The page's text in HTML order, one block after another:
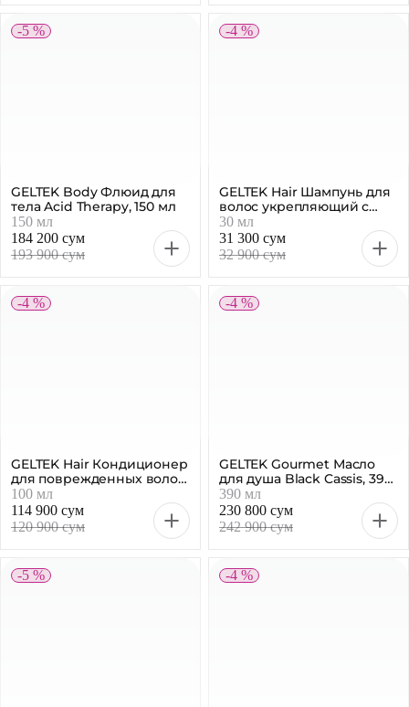
-5 %
GELTEK Body Флюид для
тела Acid Therapy, 150 мл
150 мл
184 200 сум
193 900 сум
-4 %
GELTEK Hair Шампунь для
волос укрепляющий с
постбиотиками, 30 мл
30 мл
31 300 сум
32 900 сум
-4 %
GELTEK Hair Кондиционер
для поврежденных волос,
100 мл
100 мл
114 900 сум
120 900 сум
-4 %
GELTEK Gourmet Масло
для душа Black Cassis, 390
мл
390 мл
230 800 сум
242 900 сум
-5 % -4 %